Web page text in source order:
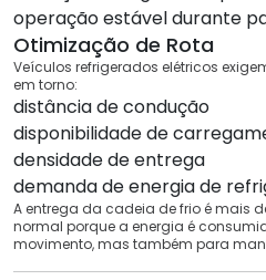
operação estável durante
Otimização de Rota
Veículos refrigerados elétricos
em torno:
distância de condução
disponibilidade de
densidade de entrega
demanda de energia de
A entrega da cadeia de frio é mais
normal porque a energia é
movimento, mas também para